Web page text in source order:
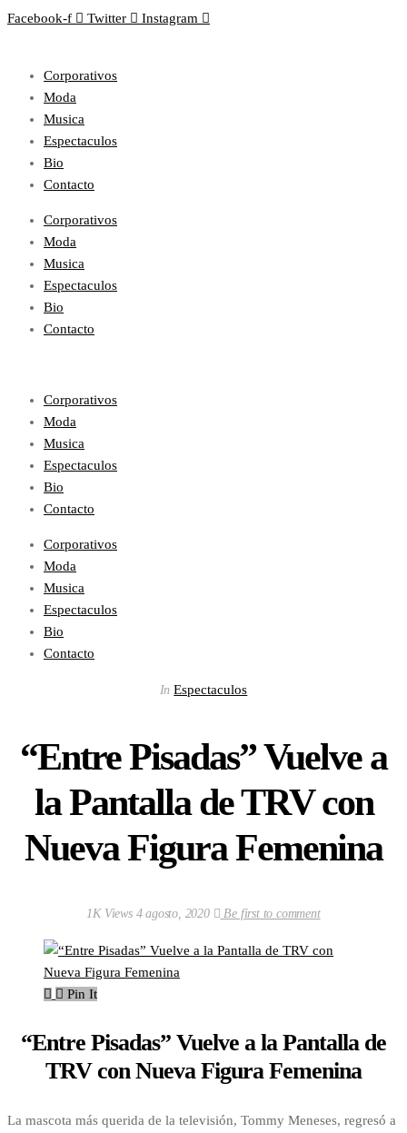
Facebook-f Twitter Instagram
Corporativos
Moda
Musica
Espectaculos
Bio
Contacto
Corporativos
Moda
Musica
Espectaculos
Bio
Contacto
Corporativos
Moda
Musica
Espectaculos
Bio
Contacto
Corporativos
Moda
Musica
Espectaculos
Bio
Contacto
In Espectaculos
“Entre Pisadas” Vuelve a
la Pantalla de TRV con
Nueva Figura Femenina
1K Views 4 agosto, 2020 Be first to comment
Pin It
“Entre Pisadas” Vuelve a la Pantalla de
TRV con Nueva Figura Femenina
La mascota más querida de la televisión, Tommy Meneses, regresó a